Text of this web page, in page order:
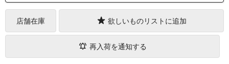
店舗在庫 欲しいものリストに追加
再入荷を通知する